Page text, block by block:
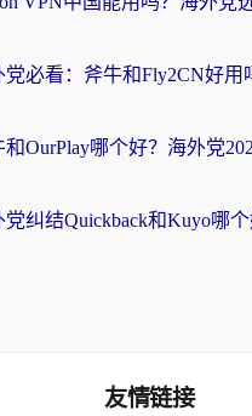
友情链接